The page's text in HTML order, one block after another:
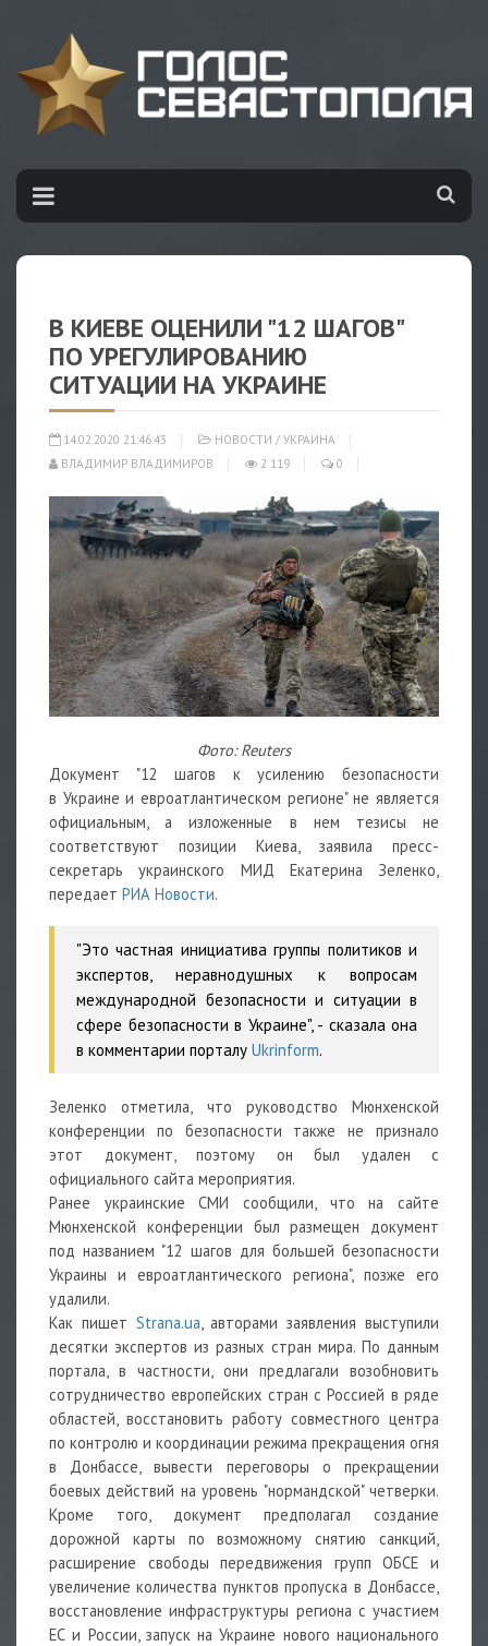
В КИЕВЕ ОЦЕНИЛИ "12 ШАГОВ"
ПО УРЕГУЛИРОВАНИЮ
СИТУАЦИИ НА УКРАИНЕ
14.02.2020 21:46:43 НОВОСТИ / УКРАИНА
ВЛАДИМИР ВЛАДИМИРОВ
2 119 0
Фото: Reuters
Документ "12 шагов к усилению безопасности
в Украине и евроатлантическом регионе" не является
официальным, а изложенные в нем тезисы не
соответствуют позиции Киева, заявила пресс-
секретарь украинского МИД Екатерина Зеленко,
передает РИА Новости.
"Это частная инициатива группы политиков и
экспертов, неравнодушных к вопросам
международной безопасности и ситуации в
сфере безопасности в Украине", - сказала она
в комментарии порталу Ukrinform.
Зеленко отметила, что руководство Мюнхенской
конференции по безопасности также не признало
этот документ, поэтому он был удален с
официального сайта мероприятия.
Ранее украинские СМИ сообщили, что на сайте
Мюнхенской конференции был размещен документ
под названием "12 шагов для большей безопасности
Украины и евроатлантического региона", позже его
удалили.
Как пишет Strana.ua , авторами заявления выступили
десятки экспертов из разных стран мира. По данным
портала, в частности, они предлагали возобновить
сотрудничество европейских стран с Россией в ряде
областей, восстановить работу совместного центра
по контролю и координации режима прекращения огня
в Донбассе, вывести переговоры о прекращении
боевых действий на уровень "нормандской" четверки.
Кроме того, документ предполагал создание
дорожной карты по возможному снятию санкций,
расширение свободы передвижения групп ОБСЕ и
увеличение количества пунктов пропуска в Донбассе,
восстановление инфраструктуры региона с участием
ЕС и России, запуск на Украине нового национального